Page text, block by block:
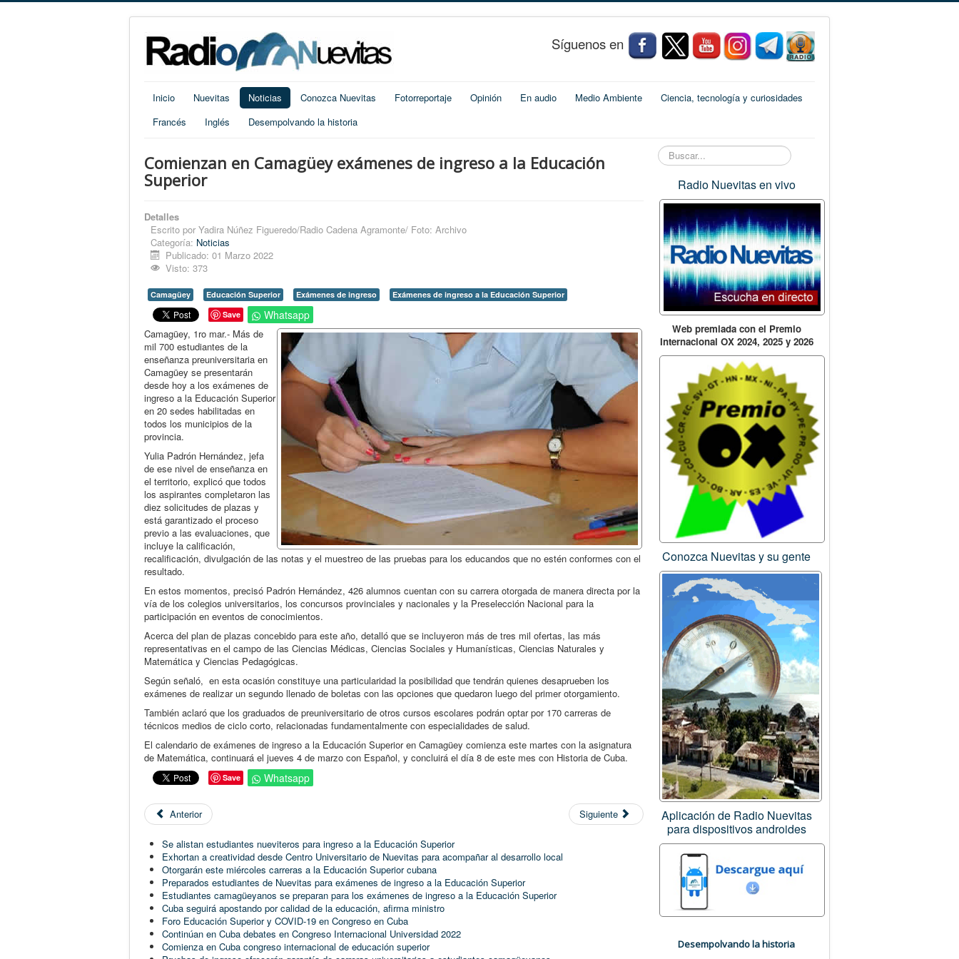
Síguenos en
Inicio Nuevitas Noticias Conozca Nuevitas Fotorreportaje Opinión En audio Medio Ambiente
Ciencia, tecnología y curiosidades
Francés
Inglés Desempolvando la historia
Comienzan en Camagüey exámenes de ingreso a la Educación
Superior
Detalles
Escrito por Yadira Núñez Figueredo/Radio Cadena Agramonte/ Foto: Archivo
Categoría: Noticias
Publicado: 01 Marzo 2022
Visto: 373
Camagüey Educación Superior Exámenes de ingreso
Exámenes de ingreso a la Educación Superior
Save
Whatsapp
Camagüey, 1ro mar.- Más de
mil 700 estudiantes de la
enseñanza preuniversitaria en
Camagüey se presentarán
desde hoy a los exámenes de
ingreso a la Educación Superior
en 20 sedes habilitadas en
todos los municipios de la
provincia.
Yulia Padrón Hernández, jefa
de ese nivel de enseñanza en
el territorio, explicó que todos
los aspirantes completaron las
diez solicitudes de plazas y
está garantizado el proceso
previo a las evaluaciones, que
incluye la calificación,
recalificación, divulgación de las notas y el muestreo de las pruebas para los educandos que no estén conformes con el
resultado.
En estos momentos, precisó Padrón Hernández, 426 alumnos cuentan con su carrera otorgada de manera directa por la
vía de los colegios universitarios, los concursos provinciales y nacionales y la Preselección Nacional para la
participación en eventos de conocimientos.
Acerca del plan de plazas concebido para este año, detalló que se incluyeron más de tres mil ofertas, las más
representativas en el campo de las Ciencias Médicas, Ciencias Sociales y Humanísticas, Ciencias Naturales y
Matemática y Ciencias Pedagógicas.
Según señaló, en esta ocasión constituye una particularidad la posibilidad que tendrán quienes desaprueben los
exámenes de realizar un segundo llenado de boletas con las opciones que quedaron luego del primer otorgamiento.
También aclaró que los graduados de preuniversitario de otros cursos escolares podrán optar por 170 carreras de
técnicos medios de ciclo corto, relacionadas fundamentalmente con especialidades de salud.
El calendario de exámenes de ingreso a la Educación Superior en Camagüey comienza este martes con la asignatura
de Matemática, continuará el jueves 4 de marzo con Español, y concluirá el día 8 de este mes con Historia de Cuba.
Save Whatsapp
Anterior Siguiente
Se alistan estudiantes nueviteros para ingreso a la Educación Superior
Exhortan a creatividad desde Centro Universitario de Nuevitas para acompañar al desarrollo local
Otorgarán este miércoles carreras a la Educación Superior cubana
Preparados estudiantes de Nuevitas para exámenes de ingreso a la Educación Superior
Estudiantes camagüeyanos se preparan para los exámenes de ingreso a la Educación Superior
Cuba seguirá apostando por calidad de la educación, afirma ministro
Foro Educación Superior y COVID-19 en Congreso en Cuba
Continúan en Cuba debates en Congreso Internacional Universidad 2022
Comienza en Cuba congreso internacional de educación superior
Buscar...
Radio Nuevitas en vivo
Web premiada con el Premio
Internacional OX 2024, 2025 y 2026
Conozca Nuevitas y su gente
Aplicación de Radio Nuevitas
para dispositivos androides
Desempolvando la historia